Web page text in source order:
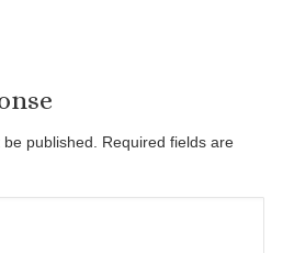
published. Required fields are